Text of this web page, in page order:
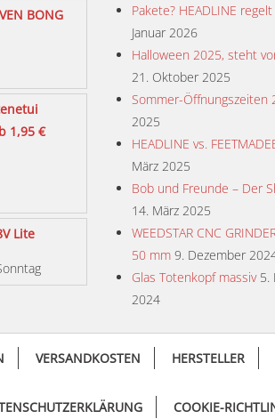
BONG
1,95 €
Lite
Pakete? HEADLINE
Januar 2026
Halloween 2025, steht
21. Oktober 2025
Sommer-Öffnungszeiten
2025
HEADLINE vs.
März 2025
Bob und Freunde – Der
14. März 2025
WEEDSTAR CNC
50 mm 9. Dezember
Glas Totenkopf massiv 5.
2024
VERSANDKOSTEN HERSTELLER
COOKIE-